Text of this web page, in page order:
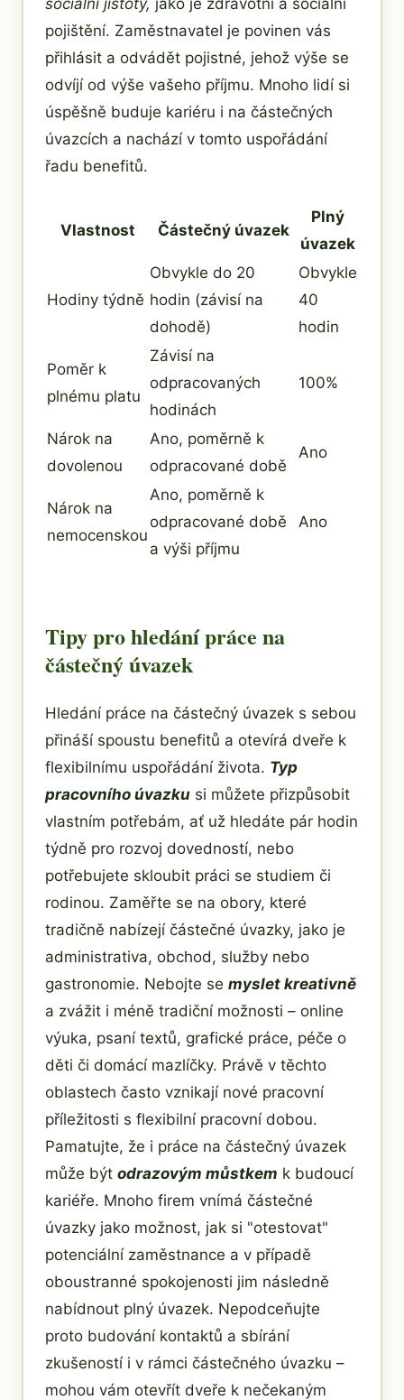
sociální jistoty, jako je zdravotní a sociální
pojištění. Zaměstnavatel je povinen vás
přihlásit a odvádět pojistné, jehož výše se
odvíjí od výše vašeho příjmu. Mnoho lidí si
úspěšně buduje kariéru i na částečných
úvazcích a nachází v tomto uspořádání
řadu benefitů.
Vlastnost Částečný úvazek
Plný
úvazek
Hodiny týdně
Obvykle do 20
hodin (závisí na
dohodě)
Obvykle
40
hodin
Poměr k
plnému platu
Závisí na
odpracovaných
hodinách
100%
Nárok na
dovolenou
Ano, poměrně k
odpracované době
Ano
Nárok na
nemocenskou
Ano, poměrně k
odpracované době
a výši příjmu
Ano
Tipy pro hledání práce na
částečný úvazek
Hledání práce na částečný úvazek s sebou
přináší spoustu benefitů a otevírá dveře k
flexibilnímu uspořádání života. Typ
pracovního úvazku si můžete přizpůsobit
vlastním potřebám, ať už hledáte pár hodin
týdně pro rozvoj dovedností, nebo
potřebujete skloubit práci se studiem či
rodinou. Zaměřte se na obory, které
tradičně nabízejí částečné úvazky, jako je
administrativa, obchod, služby nebo
gastronomie. Nebojte se myslet kreativně
a zvážit i méně tradiční možnosti – online
výuka, psaní textů, grafické práce, péče o
děti či domácí mazlíčky. Právě v těchto
oblastech často vznikají nové pracovní
příležitosti s flexibilní pracovní dobou.
Pamatujte, že i práce na částečný úvazek
může být odrazovým můstkem k budoucí
kariéře. Mnoho firem vnímá částečné
úvazky jako možnost, jak si "otestovat"
potenciální zaměstnance a v případě
oboustranné spokojenosti jim následně
nabídnout plný úvazek. Nepodceňujte
proto budování kontaktů a sbírání
zkušeností i v rámci částečného úvazku –
mohou vám otevřít dveře k nečekaným